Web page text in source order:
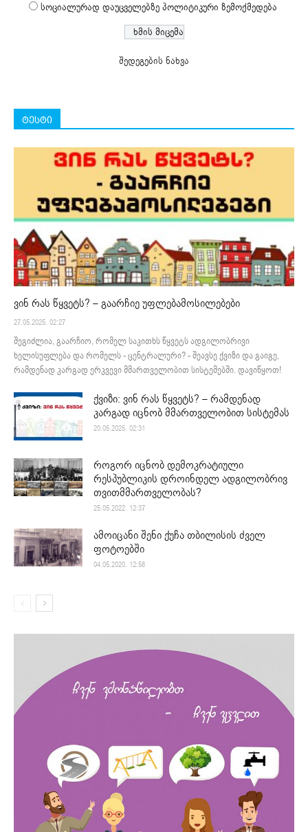
სოციალურად დაუცველებზე პოლიტიკური ზემოქმედება
შედეგების ნახვა
ტესტი
ვინ რას წყვეტს? – გაარჩიე უფლებამოსილებები
27.05.2025. 02:27
შეგიძლია, გაარჩიო, რომელ საკითხს წყვეტს ადგილობრივი
ხელისუფლება და რომელს - ცენტრალური? - შეავსე ქვიზი და გაიგე,
რამდენად კარგად ერკვევი მმართველობით სისტემებში. დავიწყოთ!
ქვიზი: ვინ რას წყვეტს? – რამდენად
კარგად იცნობ მმართველობით სისტემას
20.05.2025. 02:31
როგორ იცნობ დემოკრატიული
რესპუბლიკის დროინდელ ადგილობრივ
თვითმმართველობას?
25.05.2022. 12:37
ამოიცანი შენი ქუჩა თბილისის ძველ
ფოტოებში
04.05.2020. 12:58